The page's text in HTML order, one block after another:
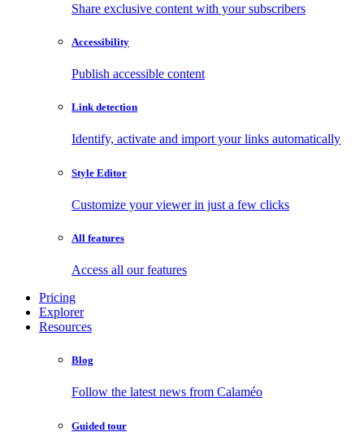
Share exclusive content with your subscribers
Accessibility
Publish accessible content
Link detection
Identify, activate and import your links automatically
Style Editor
Customize your viewer in just a few clicks
All features
Access all our features
Pricing
Explorer
Resources
Blog
Follow the latest news from Calaméo
Guided tour